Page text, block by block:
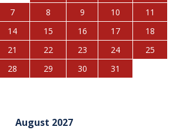
7 8 9 10
11
14 15 16 17
18
21 22 23 24
25
28 29 30 31
August 2027